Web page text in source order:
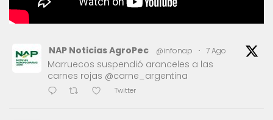
NAP Noticias AgroPec @infonap · 7 Ago
Marruecos suspendió aranceles a las
carnes rojas @carne_argentina
Twitter